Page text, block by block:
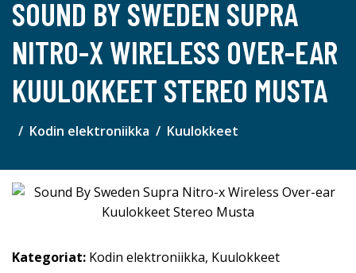
SOUND BY SWEDEN SUPRA
NITRO-X WIRELESS OVER-EAR
KUULOKKEET STEREO MUSTA
Kodin elektroniikka Kuulokkeet
Kategoriat: Kodin elektroniikka, Kuulokkeet